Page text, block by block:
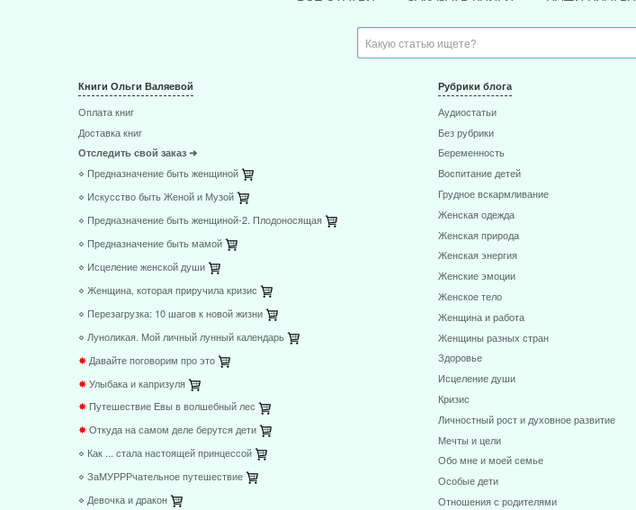
Книги Ольги Валяевой
Оплата книг
Доставка книг
Отследить свой заказ ➜
⋄ Предназначение быть женщиной
⋄ Искусство быть Женой и Музой
⋄ Предназначение быть женщиной-2. Плодоносящая
⋄ Предназначение быть мамой
⋄ Исцеление женской души
⋄ Женщина, которая приручила кризис
⋄ Перезагрузка: 10 шагов к новой жизни
⋄ Луноликая. Мой личный лунный календарь
✸ Давайте поговорим про это
✸Улыбака и капризуля
✸ Путешествие Евы в волшебный лес
✸Откуда на самом деле берутся дети
⋄ Как ... стала настоящей принцессой
⋄ ЗаМУРРРчательное путешествие
⋄ Девочка и дракон
Рубрики блога
Аудиостатьи
Без рубрики
Беременность
Воспитание детей
Грудное вскармливание
Женская одежда
Женская природа
Женская энергия
Женские эмоции
Женское тело
Женщина и работа
Женщины разных стран
Здоровье
Исцеление души
Кризис
Личностный рост и духовное развитие
Мечты и цели
Обо мне и моей семье
Особые дети
Отношения с родителями